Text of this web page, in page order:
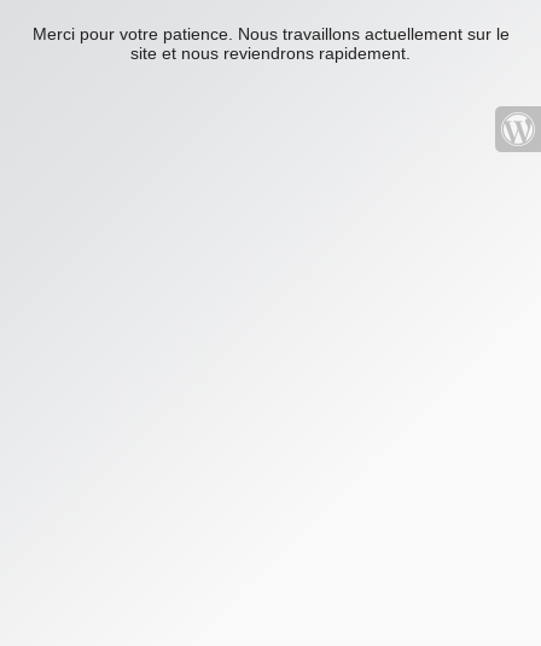
Merci pour votre patience. Nous travaillons actuellement sur le
site et nous reviendrons rapidement.